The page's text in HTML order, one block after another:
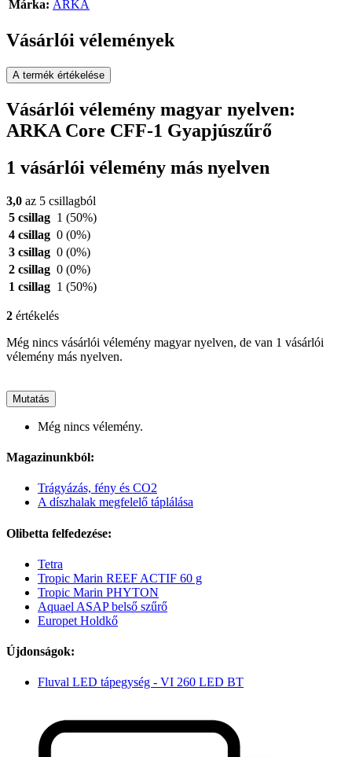
Márka: ARKA
Vásárlói vélemények
A termék értékelése
Vásárlói vélemény magyar nyelven:
ARKA Core CFF-1 Gyapjúszűrő
1 vásárlói vélemény más nyelven
3,0 az 5 csillagból
5 csillag 1 (50%)
4 csillag 0 (0%)
3 csillag 0 (0%)
2 csillag 0 (0%)
1 csillag 1 (50%)
2 értékelés
Még nincs vásárlói vélemény magyar nyelven, de van 1 vásárlói
vélemény más nyelven.
Mutatás
Még nincs vélemény.
Magazinunkból:
Trágyázás, fény és CO2
A díszhalak megfelelő táplálása
Olibetta felfedezése:
Tetra
Tropic Marin REEF ACTIF 60 g
Tropic Marin PHYTON
Aquael ASAP belső szűrő
Europet Holdkő
Újdonságok:
Fluval LED tápegység - VI 260 LED BT